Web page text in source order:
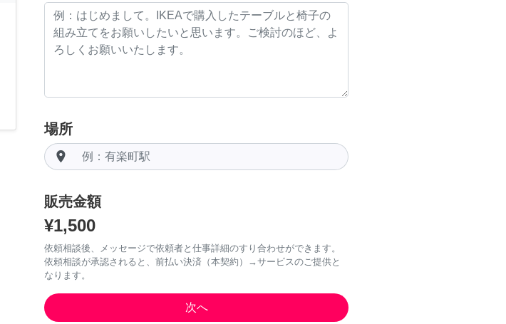
場所
room
販売金額
¥1,500
依頼相談後、メッセージで依頼者と仕事詳細のすり合わせができます。
依頼相談が承認されると、前払い決済（本契約）→サービスのご提供と
なります。